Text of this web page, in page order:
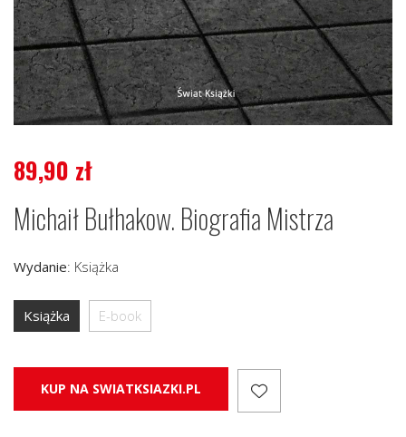
89,90 zł
Michaił Bułhakow. Biografia Mistrza
Wydanie: Książka
Książka E-book
KUP NA SWIATKSIAZKI.PL